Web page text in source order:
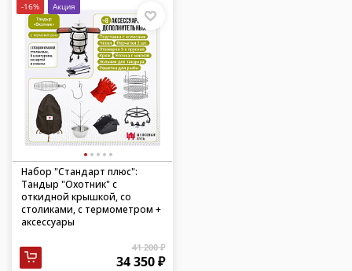
-16% Акция
Набор "Стандарт плюс":
Тандыр "Охотник" с
откидной крышкой, со
столиками, с термометром +
аксессуары
41 200 ₽
34 350 ₽